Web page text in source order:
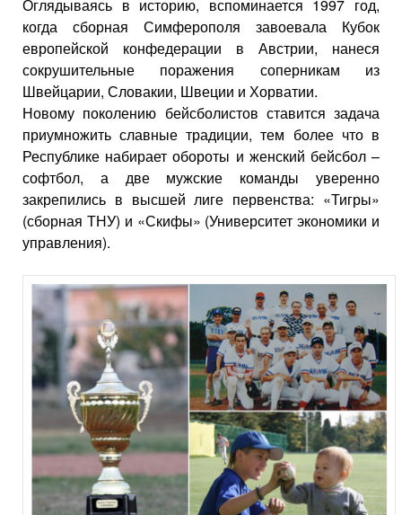
Оглядываясь в историю, вспоминается 1997 год,
когда сборная Симферополя завоевала Кубок
европейской конфедерации в Австрии, нанеся
сокрушительные поражения соперникам из
Швейцарии, Словакии, Швеции и Хорватии.
Новому поколению бейсболистов ставится задача
приумножить славные традиции, тем более что в
Республике набирает обороты и женский бейсбол –
софтбол, а две мужские команды уверенно
закрепились в высшей лиге первенства: «Тигры»
(сборная ТНУ) и «Скифы» (Университет экономики и
управления).